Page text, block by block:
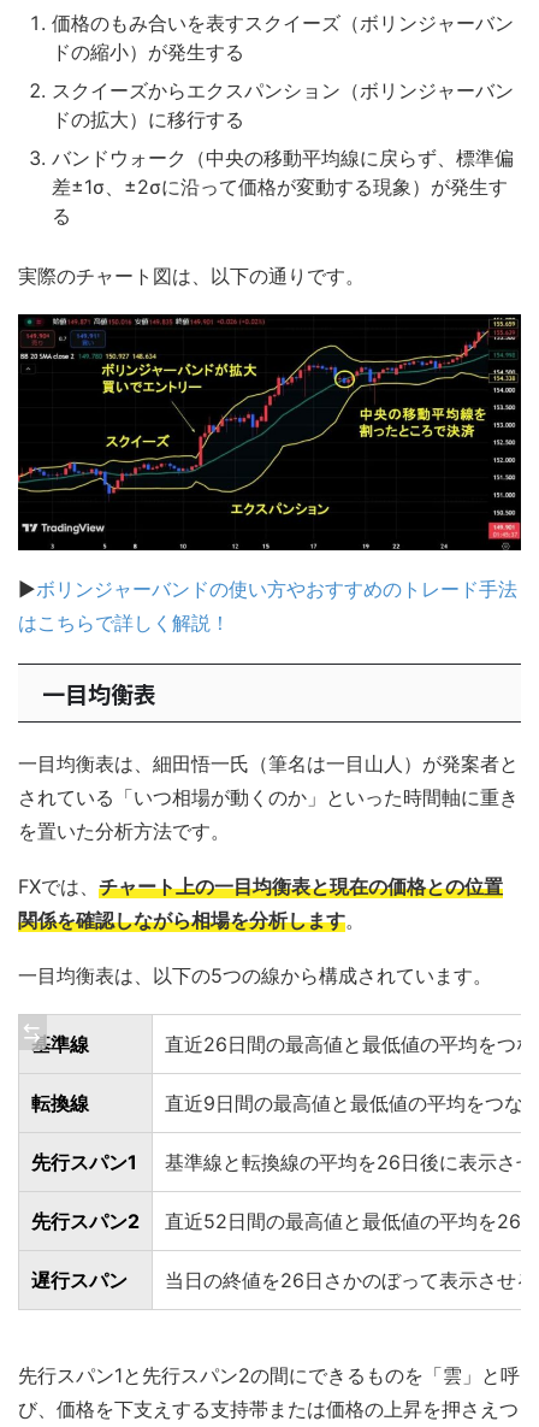
価格のもみ合いを表すスクイーズ（ボリンジャーバン
ドの縮小）が発生する
スクイーズからエクスパンション（ボリンジャーバン
ドの拡大）に移行する
バンドウォーク（中央の移動平均線に戻らず、標準偏
差±1σ、±2σに沿って価格が変動する現象）が発生す
る
実際のチャート図は、以下の通りです。
▶ボリンジャーバンドの使い方やおすすめのトレード手法
はこちらで詳しく解説！
一目均衡表
一目均衡表は、細田悟一氏（筆名は一目山人）が発案者と
されている「いつ相場が動くのか」といった時間軸に重き
を置いた分析方法です。
FXでは、 チャート上の一目均衡表と現在の価格との位置
関係を確認しながら相場を分析します。
一目均衡表は、以下の5つの線から構成されています。
基準線 直近26日間の最高値と最低値の平均をつ
転換線 直近9日間の最高値と最低値の平均をつな
先行スパン1 基準線と転換線の平均を26日後に表示さ
先行スパン2 直近52日間の最高値と最低値の平均を26
遅行スパン 当日の終値を26日さかのぼって表示させ
先行スパン1と先行スパン2の間にできるものを「雲」と呼
び、価格を下支えする支持帯または価格の上昇を押さえつ